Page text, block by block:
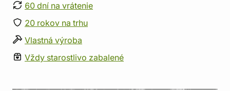
60 dní na vrátenie
20 rokov na trhu
Vlastná výroba
Vždy starostlivo zabalené